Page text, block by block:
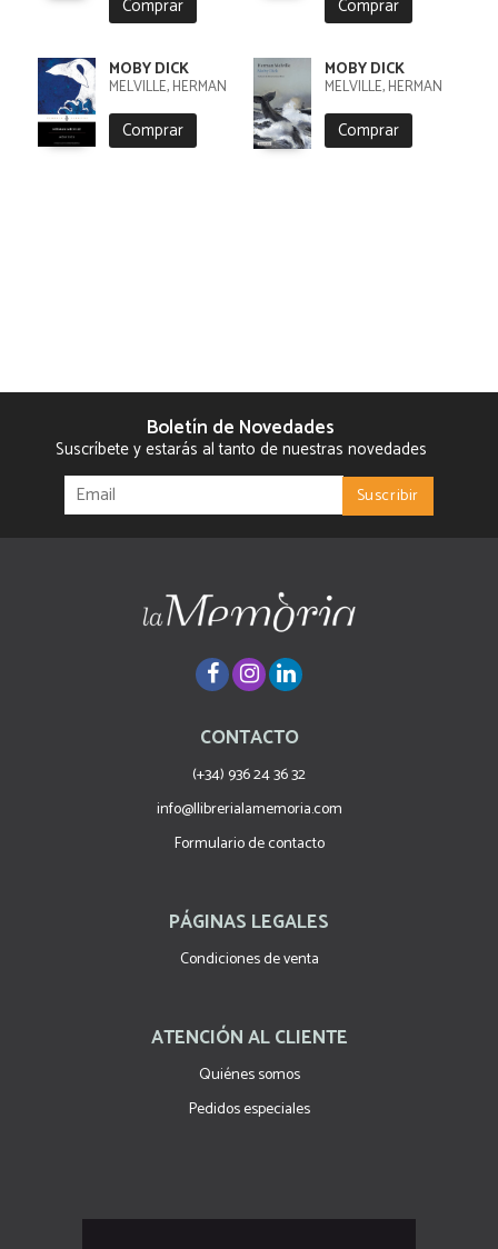
Comprar Comprar
MOBY DICK
MELVILLE, HERMAN
Comprar
MOBY DICK
MELVILLE, HERMAN
Comprar
Boletín de Novedades
Suscríbete y estarás al tanto de nuestras novedades
CONTACTO
(+34) 936 24 36 32
info@llibrerialamemoria.com
Formulario de contacto
PÁGINAS LEGALES
Condiciones de venta
ATENCIÓN AL CLIENTE
Quiénes somos
Pedidos especiales